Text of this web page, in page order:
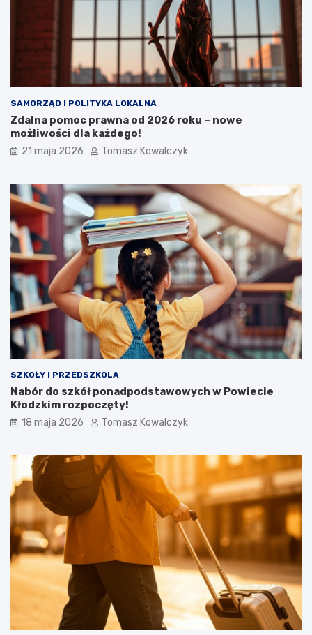
SAMORZĄD I POLITYKA LOKALNA
Zdalna pomoc prawna od 2026 roku – nowe
możliwości dla każdego!
21 maja 2026 Tomasz Kowalczyk
SZKOŁY I PRZEDSZKOLA
Nabór do szkół ponadpodstawowych w Powiecie
Kłodzkim rozpoczęty!
18 maja 2026 Tomasz Kowalczyk